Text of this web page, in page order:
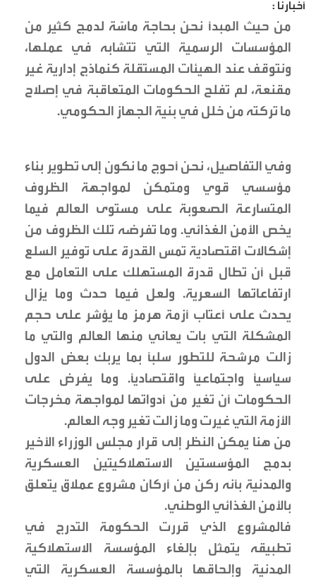
أخبارنا :
من حيث المبدأ نحن بحاجة ماسّة لدمج كثير من
المؤسسات الرسمية التي تتشابه في عملها،
ونتوقف عند الهيئات المستقلة كنماذج إدارية غير
مقنعة، لم تفلح الحكومات المتعاقبة في إصلاح
ما تركته من خلل في بنية الجهاز الحكومي.
وفي التفاصيل، نحن أحوج ما نكون إلى تطوير بناء
مؤسسي قوي ومتمكن لمواجهة الظروف
المتسارعة الصعوبة على مستوى العالم فيما
يخص الأمن الغذائي. وما تفرضه تلك الظروف من
إشكالات اقتصادية تمس القدرة على توفير السلع
قبل أن تطال قدرة المستهلك على التعامل مع
ارتفاعاتها السعرية. ولعل فيما حدث وما يزال
يحدث على أعتاب أزمة هرمز ما يؤشر على حجم
المشكلة التي بات يعاني منها العالم والتي ما
زالت مرشحة للتطور سلبًا بما يربك بعض الدول
سياسيًا واجتماعيًا واقتصاديًا. وما يفرض على
الحكومات أن تغير من أدواتها لمواجهة مخرجات
الأزمة التي غيرت وما زالت تغير وجه العالم.
من هنا يمكن النظر إلى قرار مجلس الوزراء الأخير
بدمج المؤسستين الاستهلاكيتين العسكرية
والمدنية بأنه ركن من أركان مشروع عملاق يتعلق
بالأمن الغذائي الوطني.
فالمشروع الذي قررت الحكومة التدرج في
تطبيقه يتمثل بإلغاء المؤسسة الاستهلاكية
المدنية وإلحاقها بالمؤسسة العسكرية التي